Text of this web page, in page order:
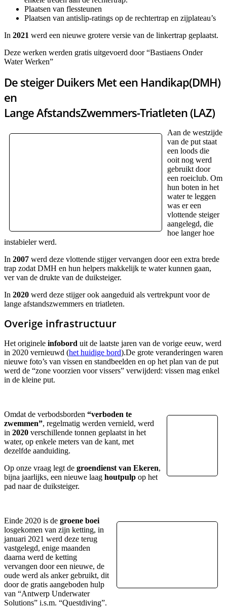
Plaatsen van flessteunen
Plaatsen van antislip-ratings op de rechtertrap en zijplateau’s
In 2021 werd een nieuwe grotere versie van de linkertrap geplaatst.
Deze werken werden gratis uitgevoerd door “Bastiaens Onder
Water Werken”
De steiger Duikers Met een Handikap(DMH)
en
Lange AfstandsZwemmers-Triatleten (LAZ)
Aan de westzijde
van de put staat
een loods die
ooit nog werd
gebruikt door
een roeiclub. Om
hun boten in het
water te leggen
was er een
vlottende steiger
aangelegd, die
hoe langer hoe
instabieler werd.
In 2007 werd deze vlottende stijger vervangen door een extra brede
trap zodat DMH en hun helpers makkelijk te water kunnen gaan,
ver van de drukte van de duiksteiger.
In 2020 werd deze stijger ook aangeduid als vertrekpunt voor de
lange afstandszwemmers en triatleten.
Overige infrastructuur
Het originele infobord uit de laatste jaren van de vorige eeuw, werd
in 2020 vernieuwd (het huidige bord).De grote veranderingen waren
nieuwe foto’s van vissen en standbeelden en op het plan van de put
werd de “zone voorzien voor vissers” verwijderd: vissen mag enkel
in de kleine put.
Omdat de verbodsborden “verboden te
zwemmen”, regelmatig werden vernield, werd
in 2020 verschillende tonnen geplaatst in het
water, op enkele meters van de kant, met
dezelfde aanduiding.
Op onze vraag legt de groendienst van Ekeren,
bijna jaarlijks, een nieuwe laag houtpulp op het
pad naar de duiksteiger.
Einde 2020 is de groene boei
losgekomen van zijn ketting, in
januari 2021 werd deze terug
vastgelegd, enige maanden
daarna werd de ketting
vervangen door een nieuwe, de
oude werd als anker gebruikt, dit
door de gratis aangeboden hulp
van “Antwerp Underwater
Solutions” i.s.m. “Questdiving”.